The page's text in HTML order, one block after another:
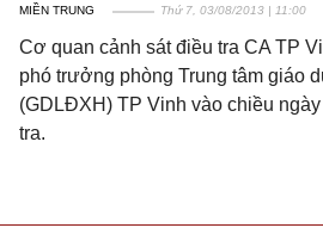
MIỀN TRUNG Thứ 7, 03/08/2013 | 11:00
Cơ quan cảnh sát điều tra CA TP
phó trưởng phòng Trung tâm giáo
(GDLĐXH) TP Vinh vào chiều
tra.